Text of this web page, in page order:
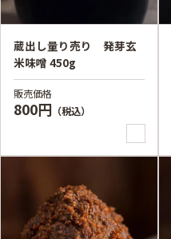
蔵出し量り売り 発芽玄
米味噌 450g
販売価格
800円 （税込）